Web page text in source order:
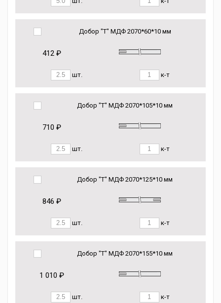
Добор "Т" МДФ 2070*60*10 мм
412 ₽
шт. к-т
Добор "Т" МДФ 2070*105*10 мм
710 ₽
шт. к-т
Добор "Т" МДФ 2070*125*10 мм
846 ₽
шт. к-т
Добор "Т" МДФ 2070*155*10 мм
1 010 ₽
шт. к-т